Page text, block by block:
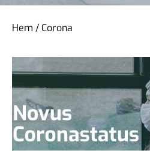
Hem / Corona